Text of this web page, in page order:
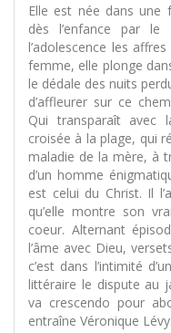
Elle est née dans une
dès l’enfance par le
l’adolescence les
femme, elle plonge
le dédale des nuits
d’affleurer sur ce
Qui transparaît avec
croisée à la plage, qui
maladie de la mère, à
d’un homme
est celui du Christ. Il
qu’elle montre son
coeur. Alternant
l’âme avec Dieu,
c’est dans l’intimité
littéraire le dispute au
va crescendo pour
entraîne Véronique Lévy.